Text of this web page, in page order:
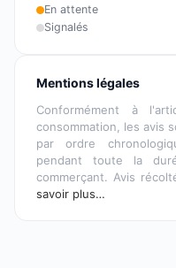
En attente
Signalés
Mentions légales
Conformément à
consommation, les avis
par ordre
pendant toute la
commerçant. Avis
savoir plus…